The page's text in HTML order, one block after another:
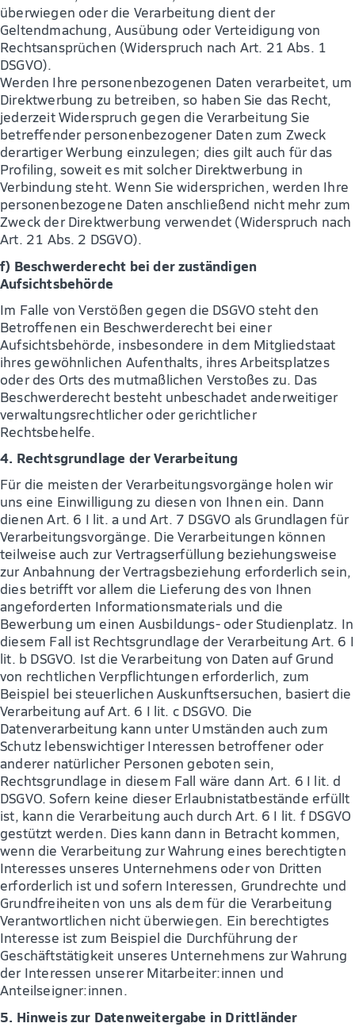
überwiegen oder die Verarbeitung dient der
Geltendmachung, Ausübung oder Verteidigung von
Rechtsansprüchen (Widerspruch nach Art. 21 Abs. 1
DSGVO).
Werden Ihre personenbezogenen Daten verarbeitet, um
Direktwerbung zu betreiben, so haben Sie das Recht,
jederzeit Widerspruch gegen die Verarbeitung Sie
betreffender personenbezogener Daten zum Zweck
derartiger Werbung einzulegen; dies gilt auch für das
Profiling, soweit es mit solcher Direktwerbung in
Verbindung steht. Wenn Sie widersprichen, werden Ihre
personenbezogene Daten anschließend nicht mehr zum
Zweck der Direktwerbung verwendet (Widerspruch nach
Art. 21 Abs. 2 DSGVO).
f) Beschwerderecht bei der zuständigen
Aufsichtsbehörde
Im Falle von Verstößen gegen die DSGVO steht den
Betroffenen ein Beschwerderecht bei einer
Aufsichtsbehörde, insbesondere in dem Mitgliedstaat
ihres gewöhnlichen Aufenthalts, ihres Arbeitsplatzes
oder des Orts des mutmaßlichen Verstoßes zu. Das
Beschwerderecht besteht unbeschadet anderweitiger
verwaltungsrechtlicher oder gerichtlicher
Rechtsbehelfe.
4. Rechtsgrundlage der Verarbeitung
Für die meisten der Verarbeitungsvorgänge holen wir
uns eine Einwilligung zu diesen von Ihnen ein. Dann
dienen Art. 6 I lit. a und Art. 7 DSGVO als Grundlagen für
Verarbeitungsvorgänge. Die Verarbeitungen können
teilweise auch zur Vertragserfüllung beziehungsweise
zur Anbahnung der Vertragsbeziehung erforderlich sein,
dies betrifft vor allem die Lieferung des von Ihnen
angeforderten Informationsmaterials und die
Bewerbung um einen Ausbildungs- oder Studienplatz. In
diesem Fall ist Rechtsgrundlage der Verarbeitung Art. 6 I
lit. b DSGVO. Ist die Verarbeitung von Daten auf Grund
von rechtlichen Verpflichtungen erforderlich, zum
Beispiel bei steuerlichen Auskunftsersuchen, basiert die
Verarbeitung auf Art. 6 I lit. c DSGVO. Die
Datenverarbeitung kann unter Umständen auch zum
Schutz lebenswichtiger Interessen betroffener oder
anderer natürlicher Personen geboten sein,
Rechtsgrundlage in diesem Fall wäre dann Art. 6 I lit. d
DSGVO. Sofern keine dieser Erlaubnistatbestände erfüllt
ist, kann die Verarbeitung auch durch Art. 6 I lit. f DSGVO
gestützt werden. Dies kann dann in Betracht kommen,
wenn die Verarbeitung zur Wahrung eines berechtigten
Interesses unseres Unternehmens oder von Dritten
erforderlich ist und sofern Interessen, Grundrechte und
Grundfreiheiten von uns als dem für die Verarbeitung
Verantwortlichen nicht überwiegen. Ein berechtigtes
Interesse ist zum Beispiel die Durchführung der
Geschäftstätigkeit unseres Unternehmens zur Wahrung
der Interessen unserer Mitarbeiter:innen und
Anteilseigner:innen.
5. Hinweis zur Datenweitergabe in Drittländer